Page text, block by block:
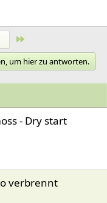
um hier zu antworten.
- Dry start
verbrennt